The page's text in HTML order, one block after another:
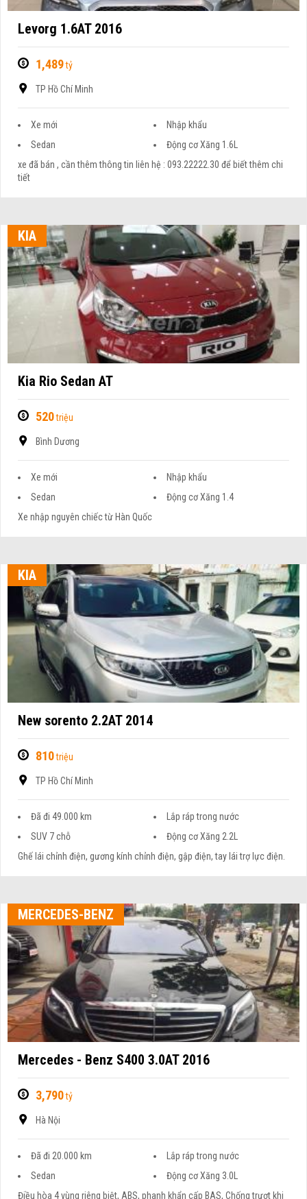
Levorg 1.6AT 2016
1,489tỷ
TP Hồ Chí Minh
Xe mới
Nhập khẩu
Sedan
Động cơ Xăng 1.6L
xe đã bán , cần thêm thông tin liên hệ : 093.22222.30 để biết thêm chi
tiết
KIA
Kia Rio Sedan AT
520triệu
Bình Dương
Xe mới
Nhập khẩu
Sedan
Động cơ Xăng 1.4
Xe nhập nguyên chiếc từ Hàn Quốc
KIA
New sorento 2.2AT 2014
810triệu
TP Hồ Chí Minh
Đã đi 49.000 km
Lắp ráp trong nước
SUV 7 chỗ
Động cơ Xăng 2.2L
Ghế lái chỉnh điện, gương kính chỉnh điện, gập điện, tay lái trợ lực điện.
MERCEDES-BENZ
Mercedes - Benz S400 3.0AT 2016
3,790tỷ
Hà Nội
Đã đi 20.000 km
Lắp ráp trong nước
Sedan
Động cơ Xăng 3.0L
Điều hòa 4 vùng riêng biệt, ABS, phanh khẩn cấp BAS, Chống trượt khi